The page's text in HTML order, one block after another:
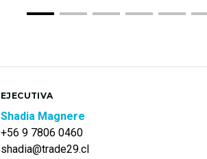
EJECUTIVA
Shadia Magnere
+56 9 7806 0460
shadia@trade29.cl